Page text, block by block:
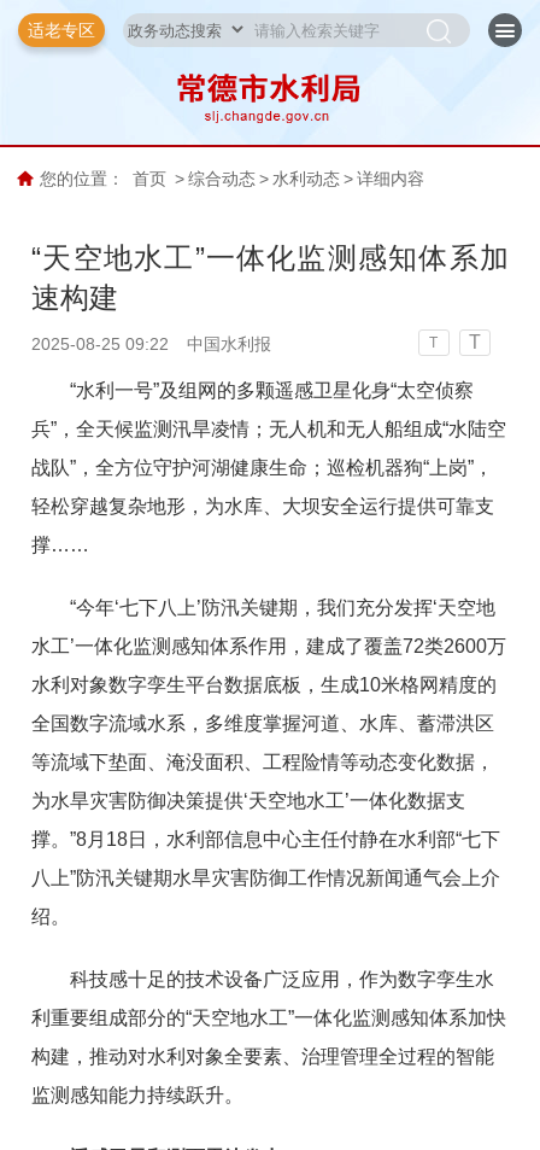
适老专区
您的位置： 首页 > 综合动态 > 水利动态 > 详细内容
“天空地水工”一体化监测感知体系加
速构建
2025-08-25 09:22 中国水利报 T T
“水利一号”及组网的多颗遥感卫星化身“太空侦察
兵”，全天候监测汛旱凌情；无人机和无人船组成“水陆空
战队”，全方位守护河湖健康生命；巡检机器狗“上岗”，
轻松穿越复杂地形，为水库、大坝安全运行提供可靠支
撑……
“今年‘七下八上’防汛关键期，我们充分发挥‘天空地
水工’一体化监测感知体系作用，建成了覆盖72类2600万
水利对象数字孪生平台数据底板，生成10米格网精度的
全国数字流域水系，多维度掌握河道、水库、蓄滞洪区
等流域下垫面、淹没面积、工程险情等动态变化数据，
为水旱灾害防御决策提供‘天空地水工’一体化数据支
撑。”8月18日，水利部信息中心主任付静在水利部“七下
八上”防汛关键期水旱灾害防御工作情况新闻通气会上介
绍。
科技感十足的技术设备广泛应用，作为数字孪生水
利重要组成部分的“天空地水工”一体化监测感知体系加快
构建，推动对水利对象全要素、治理管理全过程的智能
监测感知能力持续跃升。